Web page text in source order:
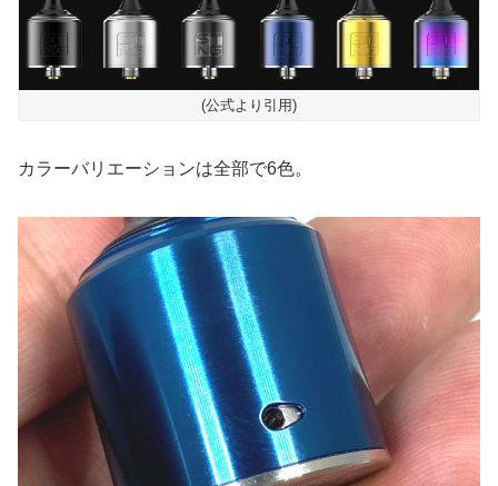
(公式より引用)
カラーバリエーションは全部で6色。